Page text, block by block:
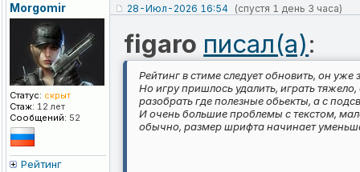
Morgomir
Статус: скрыт
Стаж: 12 лет
Сообщений: 52
Рейтинг
28-Июл-2026 16:54 (спустя 1 день 3 часа)
figaro писал(а):
Рейтинг в стиме следует обновить, он уже
Но игру пришлось удалить, играть
разобрать где полезные обьекты, а с
И очень большие проблемы с текстом,
обычно, размер шрифта начинает